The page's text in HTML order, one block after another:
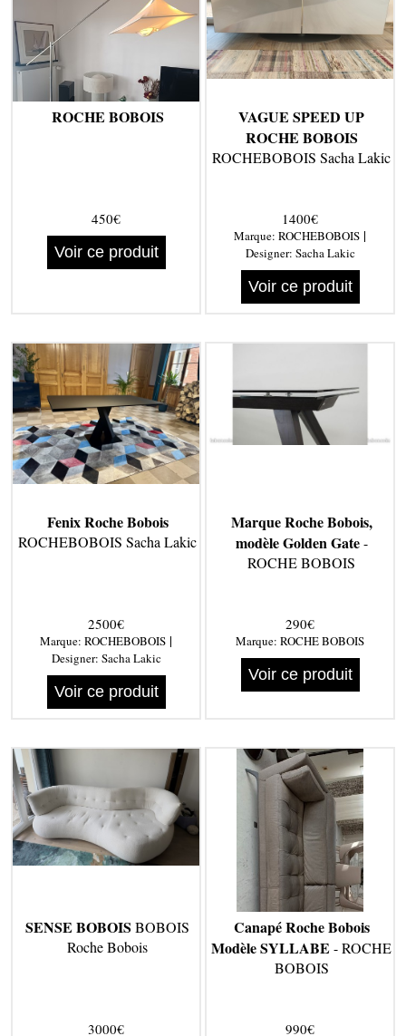
ROCHE BOBOIS
450€
Voir ce produit
VAGUE SPEED UP
ROCHE BOBOIS
ROCHEBOBOIS Sacha Lakic
1400€
Marque: ROCHEBOBOIS |
Designer: Sacha Lakic
Voir ce produit
Fenix Roche Bobois
ROCHEBOBOIS Sacha Lakic
2500€
Marque: ROCHEBOBOIS |
Designer: Sacha Lakic
Voir ce produit
Marque Roche Bobois,
modèle Golden Gate-
ROCHE BOBOIS
290€
Marque: ROCHE BOBOIS
Voir ce produit
SENSE BOBOIS BOBOIS
Roche Bobois
3000€
Canapé Roche Bobois
Modèle SYLLABE - ROCHE
BOBOIS
990€